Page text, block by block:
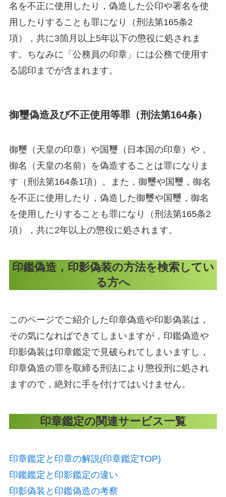
名を不正に使用したり，偽造した公印や署名を使
用したりすることも罪になり（刑法第165条2
項），共に3箇月以上5年以下の懲役に処されま
す。ちなみに「公務員の印章」には公務で使用す
る認印までが含まれます。
御璽偽造及び不正使用等罪（刑法第164条）
御璽（天皇の印章）や国璽（日本国の印章）や，
御名（天皇の名前）を偽造することは罪になりま
す（刑法第164条1項）。また，御璽や国璽，御名
を不正に使用したり，偽造した御璽や国璽，御名
を使用したりすることも罪になり（刑法第165条2
項），共に2年以上の懲役に処されます。
印鑑偽造，印影偽装の方法を検索してい
る方へ
このページでご紹介した印章偽造や印影偽装は，
その気になればできてしまいますが，印鑑偽造や
印影偽装は印章鑑定で見破られてしまいますし，
印章偽造の罪を取締る刑法により懲役刑に処され
ますので，絶対に手を付けてはいけません。
印章鑑定の関連サービス一覧
印章鑑定と印章の解説(印章鑑定TOP)
印鑑鑑定と印影鑑定の違い
印影偽装と印鑑偽造の考察